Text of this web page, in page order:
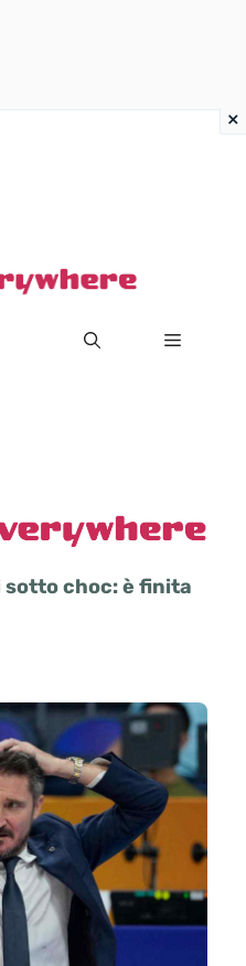
MENU
sotto choc: è finita